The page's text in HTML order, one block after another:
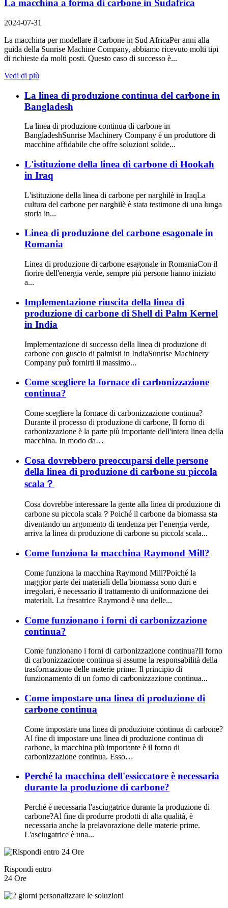
La macchina a forma di carbone in Sudafrica
2024-07-31
La macchina per modellare il carbone in Sud AfricaPer anni alla
guida della Sunrise Machine Company, abbiamo ricevuto molti tipi
di richieste da molti posti. Questo caso di successo è...
Vedi di più
La linea di produzione continua del carbone in
Bangladesh
La linea di produzione continua di carbone in
BangladeshSunrise Machinery Company è un produttore di
macchine affidabile che offre soluzioni solide...
L'istituzione della linea di carbone di Hookah
in Iraq
L'istituzione della linea di carbone per narghilè in IraqLa
cultura del carbone per narghilè è stata testimone di una lunga
storia in...
Linea di produzione del carbone esagonale in
Romania
Linea di produzione di carbone esagonale in RomaniaCon il
fiorire dell'energia verde, sempre più persone hanno iniziato
a...
Implementazione riuscita della linea di
produzione di carbone di Shell di Palm Kernel
in India
Implementazione di successo della linea di produzione di
carbone con guscio di palmisti in IndiaSunrise Machinery
Company può fornirti il ​​massimo...
Come scegliere la fornace di carbonizzazione
continua?
Come scegliere la fornace di carbonizzazione continua?
Durante il processo di produzione di carbone, Il forno di
carbonizzazione è la parte più importante dell'intera linea della
macchina. In modo da…
Cosa dovrebbero preoccuparsi delle persone
della linea di produzione di carbone su piccola
scala？
Cosa dovrebbe interessare la gente alla linea di produzione di
carbone su piccola scala？Poiché il carbone da biomassa sta
diventando un argomento di tendenza per l’energia verde,
arriva la linea di produzione di carbone su piccola scala...
Come funziona la macchina Raymond Mill?
Come funziona la macchina Raymond Mill?Poiché la
maggior parte dei materiali della biomassa sono duri e
irregolari, è necessario il trattamento di uniformazione dei
materiali. La fresatrice Raymond è una delle...
Come funzionano i forni di carbonizzazione
continua?
Come funzionano i forni di carbonizzazione continua?Il forno
di carbonizzazione continua si assume la responsabilità della
trasformazione delle materie prime. Il principio di
funzionamento di un forno di carbonizzazione continua...
Come impostare una linea di produzione di
carbone continua
Come impostare una linea di produzione continua di carbone?
Al fine di impostare una linea di produzione continua di
carbone, la macchina più importante è il forno di
carbonizzazione continua. Esso…
Perché la macchina dell'essiccatore è necessaria
durante la produzione di carbone?
Perché è necessaria l'asciugatrice durante la produzione di
carbone?Al fine di produrre prodotti di alta qualità, è
necessaria anche la prelavorazione delle materie prime.
L'asciugatrice è una...
Rispondi entro
24 Ore